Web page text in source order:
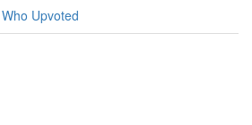
Who Upvoted